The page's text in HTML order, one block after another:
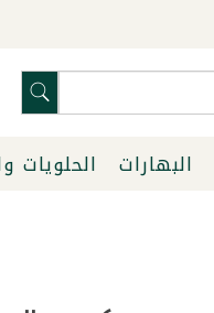
البهارات الحلويات